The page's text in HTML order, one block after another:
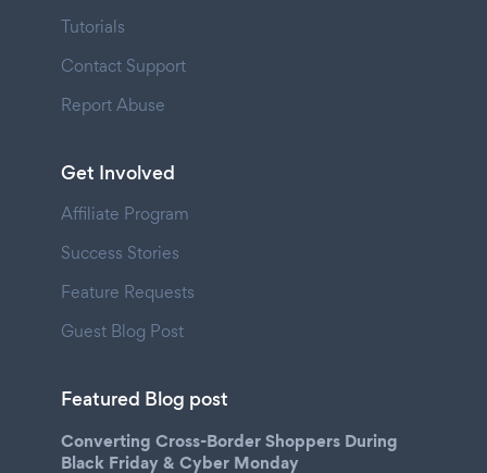
Tutorials
Contact Support
Report Abuse
Get Involved
Affiliate Program
Success Stories
Feature Requests
Guest Blog Post
Featured Blog post
Converting Cross-Border Shoppers During
Black Friday & Cyber Monday